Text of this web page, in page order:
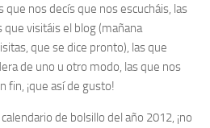
que nos decís que nos escucháis, las
que visitáis el blog (mañana
que se dice pronto), las que
de uno u otro modo, las que nos
fin, ¡que así de gusto!
de bolsillo del año 2012, ¡no